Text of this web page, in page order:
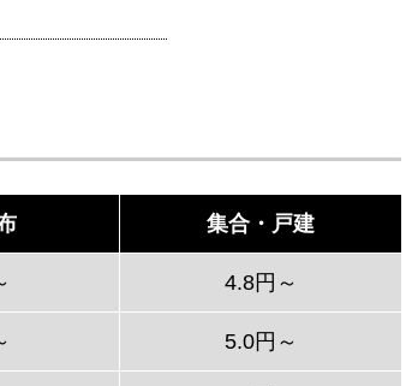
集合・戸建
4.8円～
5.0円～